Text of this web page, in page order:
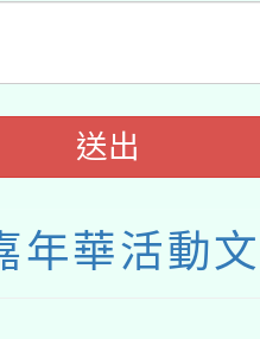
送出
年華活動